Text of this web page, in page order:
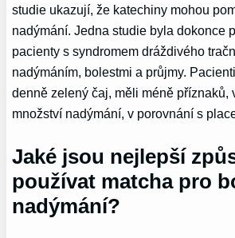
studie ukazují, že katechiny mohou
nadýmání. Jedna studie byla dokonce
pacienty s syndromem dráždivého
nadýmáním, bolestmi a průjmy.
denně zelený čaj, měli méně příznaků,
množství nadýmání, v porovnání s
Jaké jsou nejlepší
používat matcha pro
nadýmání?